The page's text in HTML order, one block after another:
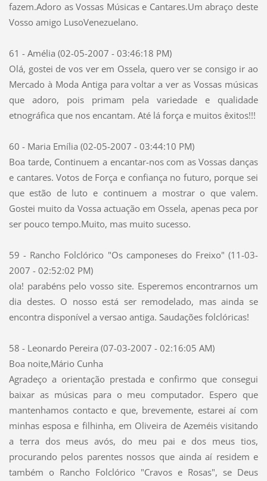
fazem.Adoro as Vossas Músicas e Cantares.Um abraço deste
Vosso amigo LusoVenezuelano.
61 - Amélia (02-05-2007 - 03:46:18 PM)
Olá, gostei de vos ver em Ossela, quero ver se consigo ir ao
Mercado à Moda Antiga para voltar a ver as Vossas músicas
que adoro, pois primam pela variedade e qualidade
etnográfica que nos encantam. Até lá força e muitos êxitos!!!
60 - Maria Emília (02-05-2007 - 03:44:10 PM)
Boa tarde, Continuem a encantar-nos com as Vossas danças
e cantares. Votos de Força e confiança no futuro, porque sei
que estão de luto e continuem a mostrar o que valem.
Gostei muito da Vossa actuação em Ossela, apenas peca por
ser pouco tempo.Muito, mas muito sucesso.
59 - Rancho Folclórico "Os camponeses do Freixo" (11-03-
2007 - 02:52:02 PM)
ola! parabéns pelo vosso site. Esperemos encontrarnos um
dia destes. O nosso está ser remodelado, mas ainda se
encontra disponível a versao antiga. Saudações folclóricas!
58 - Leonardo Pereira (07-03-2007 - 02:16:05 AM)
Boa noite,Mário Cunha
Agradeço a orientação prestada e confirmo que consegui
baixar as músicas para o meu computador. Espero que
mantenhamos contacto e que, brevemente, estarei aí com
minhas esposa e filhinha, em Oliveira de Azeméis visitando
a terra dos meus avós, do meu pai e dos meus tios,
procurando pelos parentes nossos que ainda aí residem e
também o Rancho Folclórico "Cravos e Rosas", se Deus